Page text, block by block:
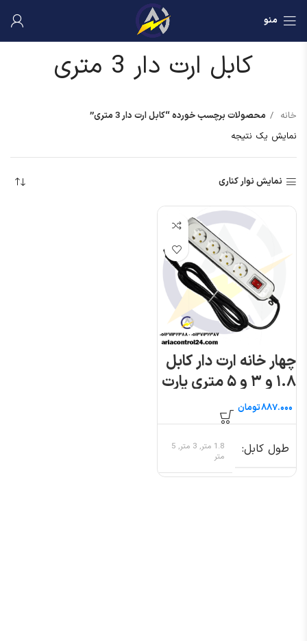
منو
کابل ارت دار 3 متری
خانه
محصولات برچسب خورده “کابل ارت دار 3 متری”
نمایش یک نتیجه
نمایش نوار کناری
چهار خانه ارت دار کابل
۱.۸ و ۳ و ۵ متری پارت
الکتریکتومان
طول کابل
1.8 متر, 3 متر, 5
متر